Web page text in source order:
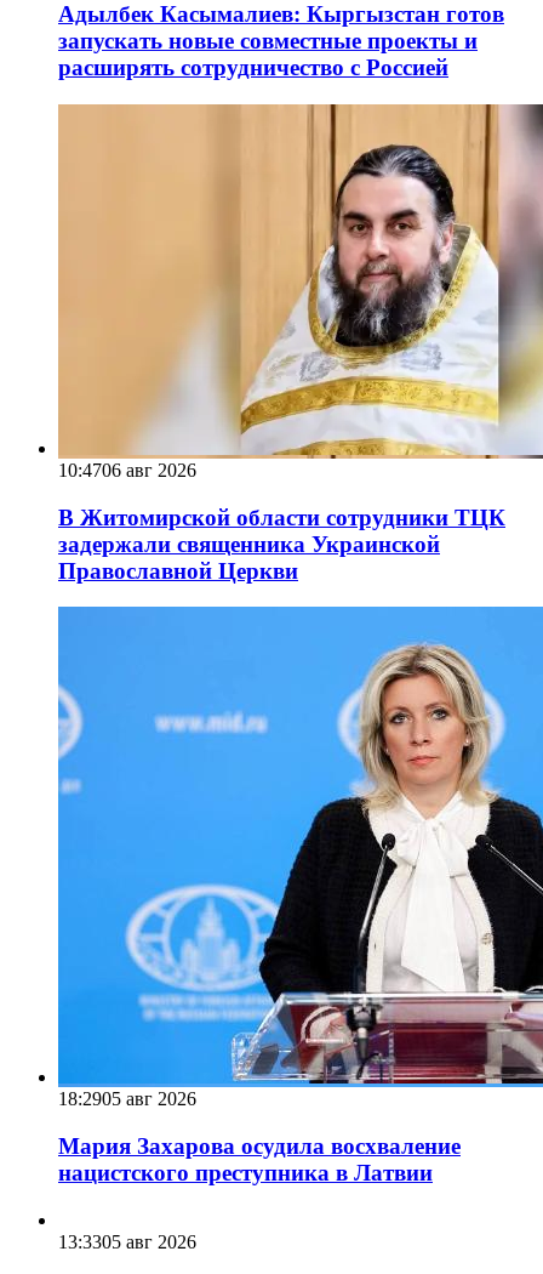
Адылбек Касымалиев: Кыргызстан готов
запускать новые совместные проекты и
расширять сотрудничество с Россией
10:4706 авг 2026
В Житомирской области сотрудники ТЦК
задержали священника Украинской
Православной Церкви
18:2905 авг 2026
Мария Захарова осудила восхваление
нацистского преступника в Латвии
13:3305 авг 2026